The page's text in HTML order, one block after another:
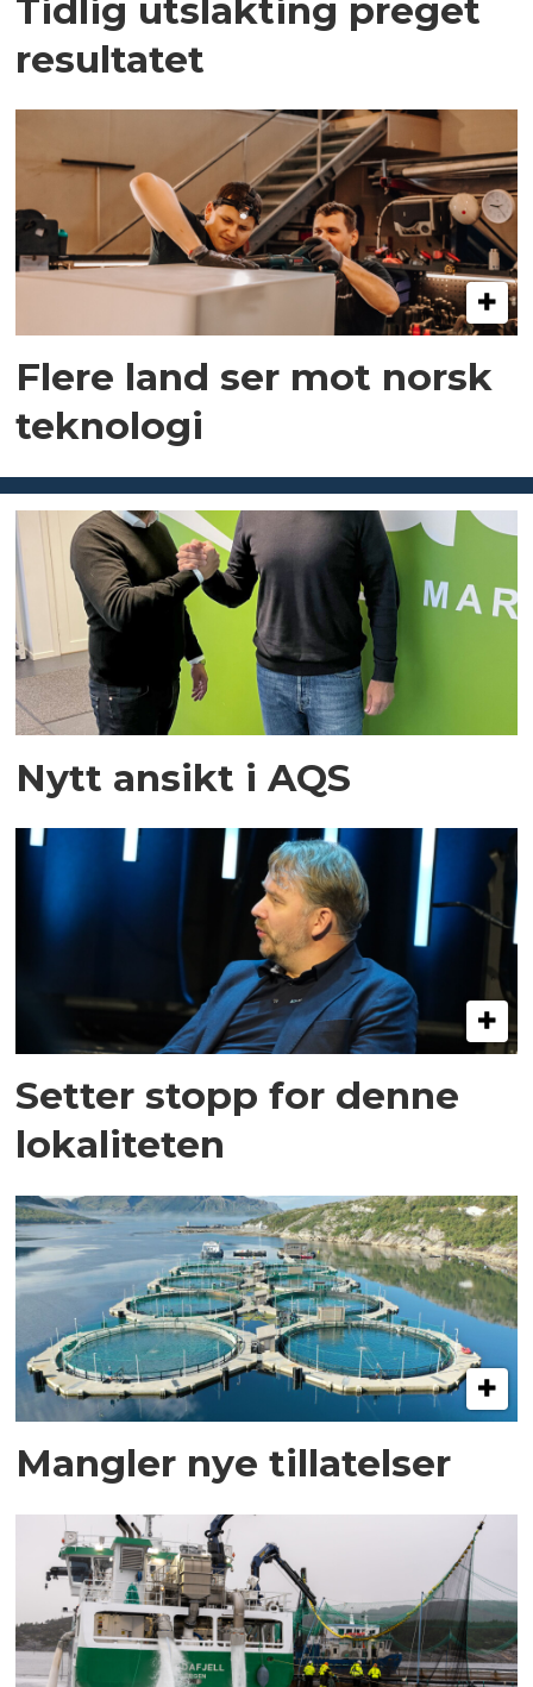
Tidlig utslakting preget
resultatet
Flere land ser mot norsk
teknologi
Nytt ansikt i AQS
Setter stopp for denne
lokaliteten
Mangler nye tillatelser